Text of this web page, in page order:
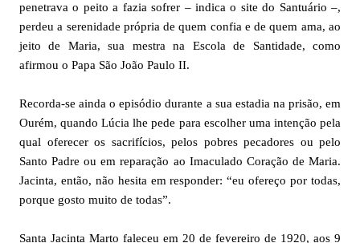
penetrava o peito a fazia sofrer – indica o site do Santuário –,
perdeu a serenidade própria de quem confia e de quem ama, ao
jeito de Maria, sua mestra na Escola de Santidade, como
afirmou o Papa São João Paulo II.
Recorda-se ainda o episódio durante a sua estadia na prisão, em
Ourém, quando Lúcia lhe pede para escolher uma intenção pela
qual oferecer os sacrifícios, pelos pobres pecadores ou pelo
Santo Padre ou em reparação ao Imaculado Coração de Maria.
Jacinta, então, não hesita em responder: “eu ofereço por todas,
porque gosto muito de todas”.
Santa Jacinta Marto faleceu em 20 de fevereiro de 1920, aos 9